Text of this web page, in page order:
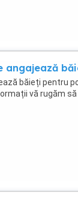
angajează
băieți pentru
vă rugăm